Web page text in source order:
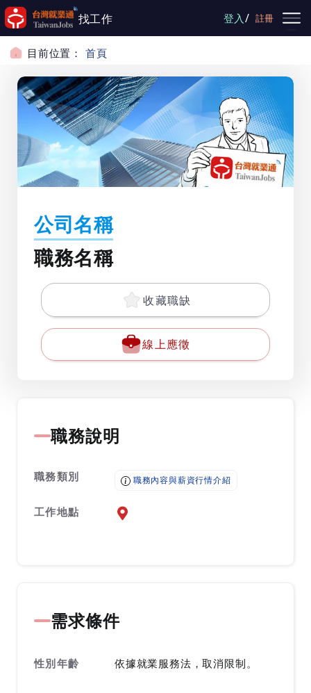
跳到主要內容
找工作 登入/ 註冊
目前位置： 首頁
公司名稱
職務名稱
收藏職缺
線上應徵
職務說明
職務類別 職務內容與薪資行情介紹
工作地點 前往查看地圖
需求條件
性別年齡 依據就業服務法，取消限制。